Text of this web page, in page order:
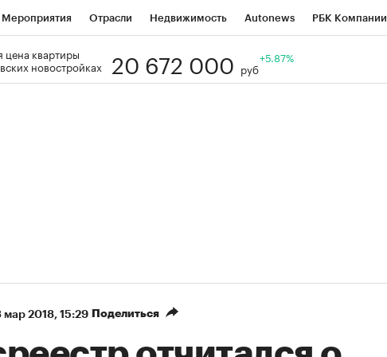
Мероприятия Отрасли Недвижимость Autonews РБК Компании
Визионеры
цена квартиры
новостройках
20 672 000 руб
+5.87%
мар 2018, 15:29 Поделиться